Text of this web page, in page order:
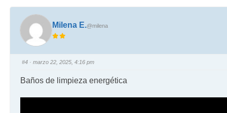
Milena E.@milena
#4 · marzo 22, 2025, 4:16 pm
Baños de limpieza energética